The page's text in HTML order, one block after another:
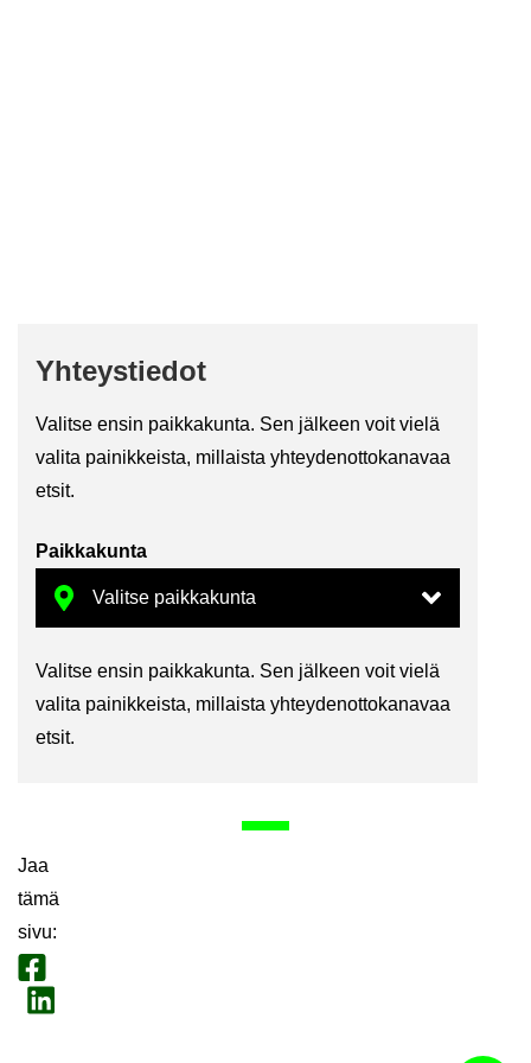
Yh­teys­tie­dot
Va­lit­se ensin paik­ka­kun­ta. Sen jäl­keen voit vielä
va­li­ta pai­nik­keis­ta, mil­lais­ta yh­tey­den­ot­to­ka­na­vaa
etsit.
Paik­ka­kun­ta
Va­lit­se ensin paik­ka­kun­ta. Sen jäl­keen voit vielä
va­li­ta pai­nik­keis­ta, mil­lais­ta yh­tey­den­ot­to­ka­na­vaa
etsit.
Jaa
tämä
sivu:
Jaa Face­book
Jaa Lin­ke­dI­nis­sä